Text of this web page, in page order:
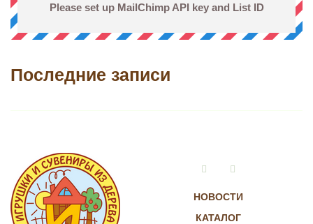
Please set up MailChimp API key and List ID
Последние записи
НОВОСТИ
КАТАЛОГ
VkontakteInstagram